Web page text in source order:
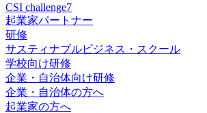
CSI challenge7
起業家パートナー
研修
サスティナブルビジネス・スクール
学校向け研修
企業・自治体向け研修
企業・自治体の方へ
起業家の方へ